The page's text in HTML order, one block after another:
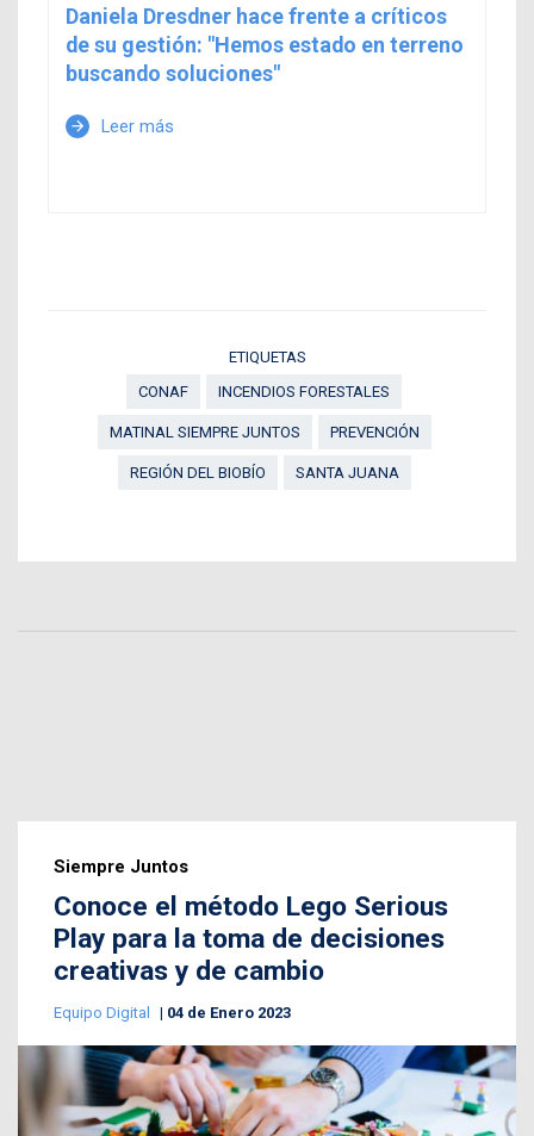
Daniela Dresdner hace frente a críticos
de su gestión: "Hemos estado en terreno
buscando soluciones"
arrow_forward Leer más
ETIQUETAS
CONAF
INCENDIOS FORESTALES
MATINAL SIEMPRE JUNTOS PREVENCIÓN
REGIÓN DEL BIOBÍO SANTA JUANA
Siempre Juntos
Conoce el método Lego Serious
Play para la toma de decisiones
creativas y de cambio
Equipo Digital 04 de Enero 2023